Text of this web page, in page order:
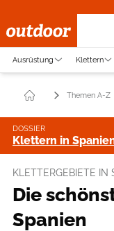
Ausrüstung Klettern
Themen A-Z
DOSSIER
Klettern in
KLETTERGEBIETE IN
Die
Spanien